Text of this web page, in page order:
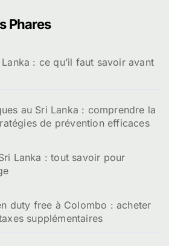
Phares
: ce qu’il faut savoir avant
au Sri Lanka : comprendre la
de prévention efficaces
Lanka : tout savoir pour
duty free à Colombo : acheter
supplémentaires